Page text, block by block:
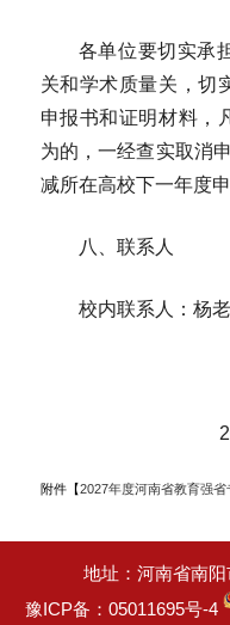
各单位要切实承
关和学术质量关，切
申报书和证明材料，
为的，一经查实取消
减所在高校下一年度申
八、联系人
校内联系人：杨
附件【2027年度河南省教育强
地址：河南省南
豫ICP备：05011695号-4